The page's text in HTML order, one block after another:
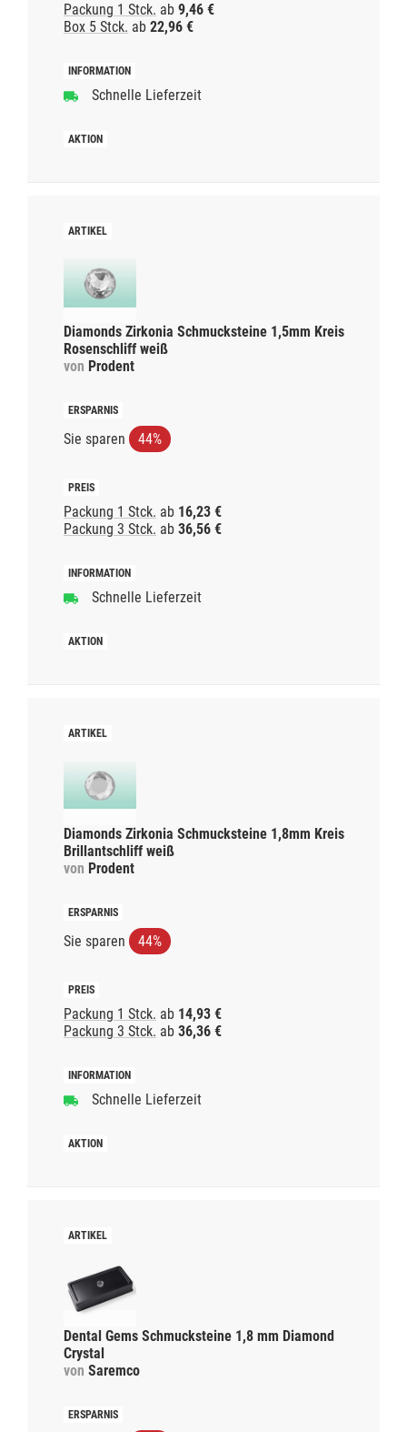
Packung 1 Stck. ab 9,46 €
Box 5 Stck. ab 22,96 €
Schnelle Lieferzeit
Diamonds Zirkonia Schmucksteine 1,5mm Kreis
Rosenschliff weiß
von Prodent
Sie sparen 44%
Packung 1 Stck. ab 16,23 €
Packung 3 Stck. ab 36,56 €
Schnelle Lieferzeit
Diamonds Zirkonia Schmucksteine 1,8mm Kreis
Brillantschliff weiß
von Prodent
Sie sparen 44%
Packung 1 Stck. ab 14,93 €
Packung 3 Stck. ab 36,36 €
Schnelle Lieferzeit
Dental Gems Schmucksteine 1,8 mm Diamond
Crystal
von Saremco